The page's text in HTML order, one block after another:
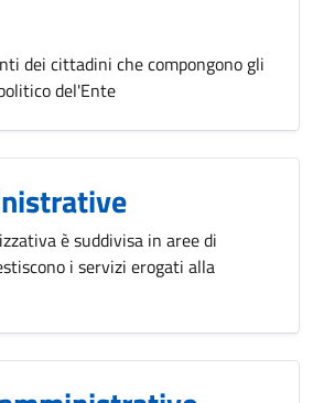
dei cittadini che compongono gli
del'Ente
è suddivisa in aree di
i servizi erogati alla